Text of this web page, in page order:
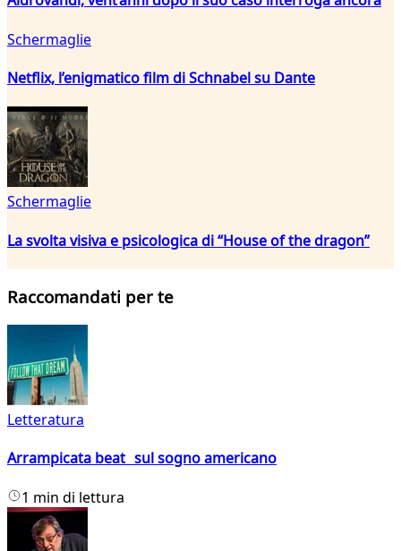
Schermaglie
Netflix, l’enigmatico film di Schnabel su Dante
Schermaglie
La svolta visiva e psicologica di “House of the dragon”
Raccomandati per te
Letteratura
Arrampicata beat sul sogno americano
1 min di lettura